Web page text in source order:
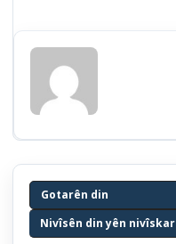
Gotarên din
Nivîsên din yên nivîskar